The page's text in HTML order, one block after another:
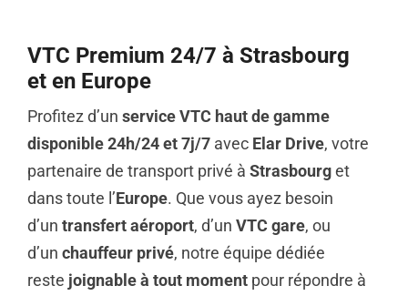
VTC Premium 24/7 à Strasbourg
et en Europe
Profitez d’un service VTC haut de gamme
disponible 24h/24 et 7j/7 avec Elar Drive, votre
partenaire de transport privé à Strasbourget
dans toute l’Europe. Que vous ayez besoin
d’un transfert aéroport, d’un VTC gare, ou
d’un chauffeur privé, notre équipe dédiée
reste joignable à tout moment pour répondre à